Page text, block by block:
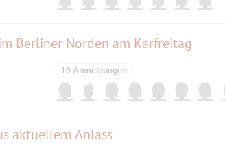
Berliner Norden am Karfreitag
19 Anmeldungen
aktuellem Anlass